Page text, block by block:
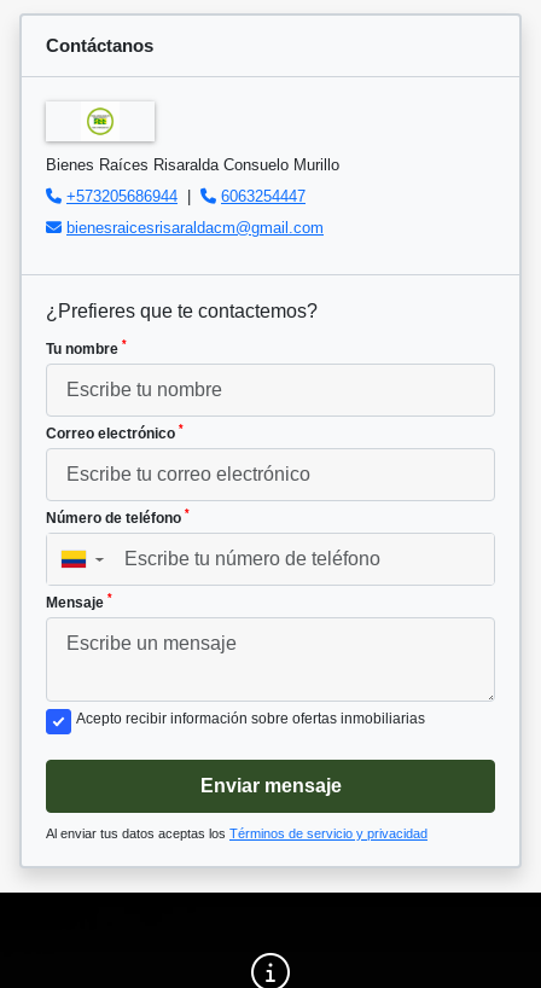
Contáctanos
Bienes Raíces Risaralda Consuelo Murillo
+573205686944 |
6063254447
bienesraicesrisaraldacm@gmail.com
¿Prefieres que te contactemos?
Tu nombre *
Correo electrónico *
Número de teléfono *
▼
Mensaje *
Acepto recibir información sobre ofertas inmobiliarias
Enviar mensaje
Al enviar tus datos aceptas los Términos de servicio y privacidad